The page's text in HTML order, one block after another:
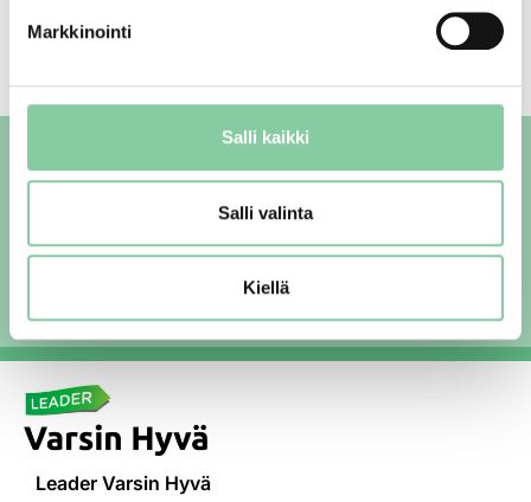
Markkinointi
Salli kaikki
Salli valinta
Kiellä
SEURAAVA UUTINEN
Kylävara -hankkeen ajankohtaisia
Varsin Hyvän uutiskirje maaseudun
sykkeessä mukana!
Tilaa uutiskirje
Leader Varsin Hyvä